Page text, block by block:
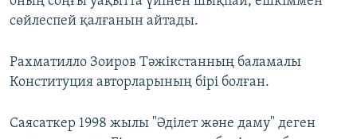
сөйлеспей қалғанын айтады.
Рахматилло Зоиров Тәжікстанның баламалы
Конституция авторларының бірі болған.
Саясаткер 1998 жылы "Әділет және даму" деген